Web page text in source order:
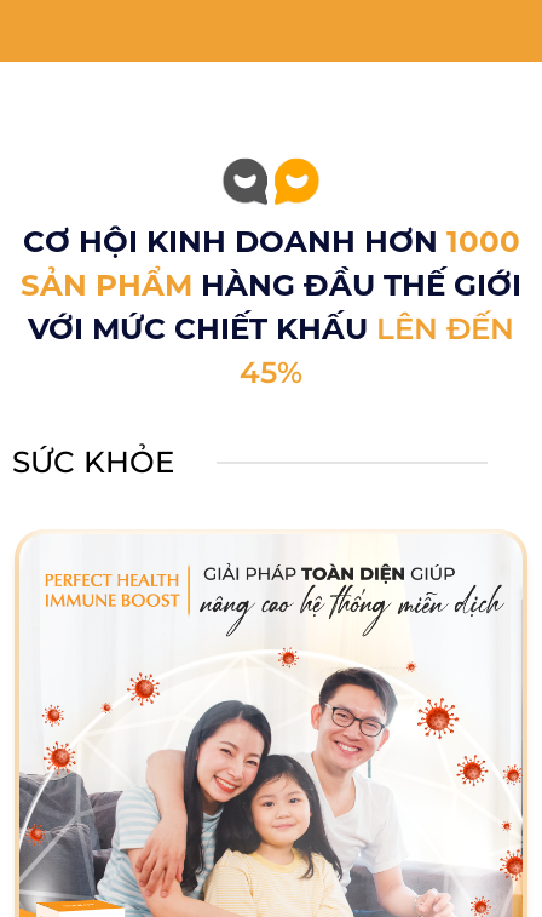
CƠ HỘI KINH DOANH HƠN 1000
SẢN PHẨM HÀNG ĐẦU THẾ GIỚI
VỚI MỨC CHIẾT KHẤU LÊN ĐẾN
45%
SỨC KHỎE